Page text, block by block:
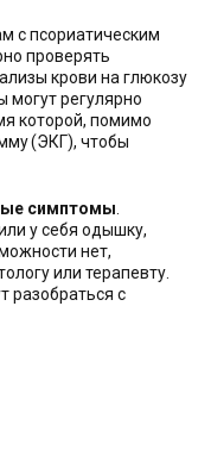
с псориатическим
проверять
крови на глюкозу
могут регулярно
которой, помимо
(ЭКГ), чтобы
симптомы
у себя одышку,
нет,
или терапевту.
разобраться с